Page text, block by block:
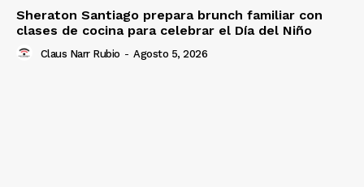
Sheraton Santiago prepara brunch familiar con
clases de cocina para celebrar el Día del Niño
Claus Narr Rubio - Agosto 5, 2026